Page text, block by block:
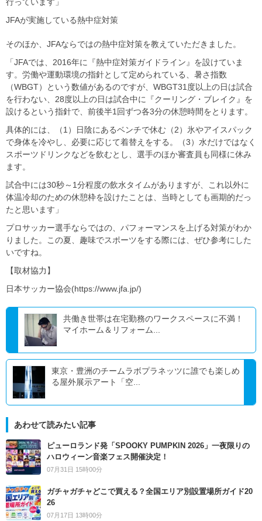
JFAが実施している熱中症対策
そのほか、JFAならではの熱中症対策を教えていただきました。
「JFAでは、2016年に『熱中症対策ガイドライン』を設けていま
す。労働や運動環境の指針として定められている、暑さ指数
（WBGT）という数値があるのですが、WBGT31度以上の日は試合
を行わない、28度以上の日は試合中に『クーリング・ブレイク』を
設けるという指針で、前後半1回ずつ各3分の休憩時間をとります。
具体的には、（1）日陰にあるベンチで休む（2）氷やアイスパック
で身体を冷やし、必要に応じて着替えをする。（3）水だけではなく
スポーツドリンクなどを飲むとし、選手のほか審査員も同様に休み
ます。
試合中には30秒～1分程度の飲水タイムがありますが、これ以外に
体温冷却のための休憩枠を設けたことは、当時としても画期的だっ
たと思います」
プロサッカー選手ならではの、パフォーマンスを上げる対策がわか
りました。この夏、趣味でスポーツをする際には、ぜひ参考にした
いですね。
【取材協力】
日本サッカー協会(https://www.jfa.jp/)
共働き世帯は在宅勤務のワークスペースに不満！
マイホーム＆リフォーム...
東京・豊洲のチームラボプラネッツに誰でも楽しめ
る屋外展示アート「空...
あわせて読みたい記事
ピューロランド発「SPOOKY PUMPKIN 2026」一夜限りの
ハロウィーン音楽フェス開催決定！
07月31日 15時00分
ガチャガチャどこで買える？全国エリア別設置場所ガイド20
26
07月17日 13時00分